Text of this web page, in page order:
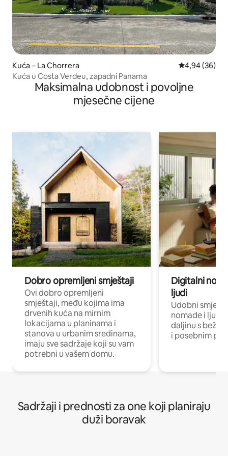
Kuća – La Chorrera Prosječna
4,94 (36)
Kuća u Costa Verdeu, zapadni Panama
Maksimalna udobnost i povoljne
mjesečne cijene
Dobro opremljeni smještaji
Ovi dobro opremljeni
smještaji, među kojima ima
drvenih kuća na mirnim
lokacijama u planinama i
stanova u urbanim sredinama,
imaju sve sadržaje koji su vam
potrebni u vašem domu.
Digitalni
ljudi
Udobni
nomade i ljude
daljinu s
i posebnim
Sadržaji i prednosti za one koji planiraju
duži boravak